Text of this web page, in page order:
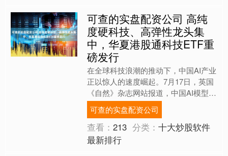
可查的实盘配资公司 高纯
度硬科技、高弹性龙头集
中，华夏港股通科技ETF重
磅发行
在全球科技浪潮的推动下，中国AI产业
正以惊人的速度崛起。7月17日，英国
《自然》杂志网站报道，中国AI模型
Kimi K2的发布引发全球轰动可查的实
盘配资公司，被....
可查的实盘配资公司
查看：213 分类：十大炒股软件
最新排行